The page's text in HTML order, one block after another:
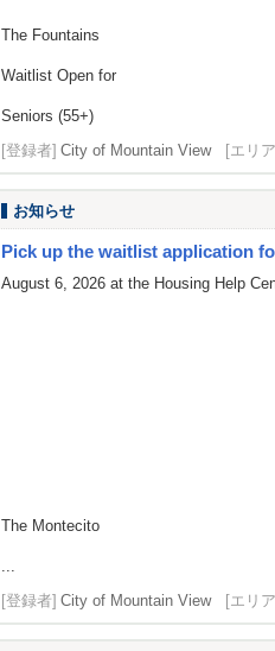
The Fountains
Waitlist Open for
Seniors (55+)
[登録者] City of Mountain View [エリ
お知らせ
Pick up the waitlist application
August 6, 2026 at the Housing Help
The Montecito
...
[登録者] City of Mountain View [エリ